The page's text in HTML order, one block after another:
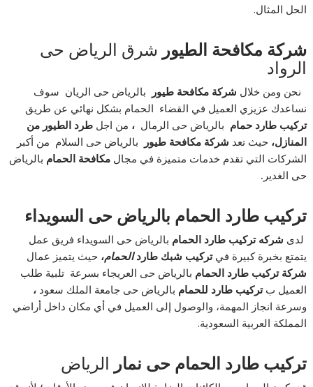
الحل المثال.
شركة مكافحة الطيور شرق الرياض حى
الرواد
نحن ومن خلال شركة مكافحة طيور
بالرياض حى الريان سوف
نساعدك عزيزي العميل في القضاء الحمام بشكل نهائي عن طريق
تركيب طارد حمام بالرياض حى الرمال ، من اجل طرد الطيور من
المنازل، حيث تعد شركة مكافحة طيور
بالرياض حى السلام من أكبر
الشركات التي تقدم خدمات متميزة في مجالمكافحة الحمام بالرياض
حى الغدير .
تركيب طارد الحمام بالرياض حى السويداء
لدى شركه تركيب طارد الحمام بالرياض حى السويداء فريق عمل
يتمتع بخبرة كبيرة فيتركيب شبك طاردالحمام، حيث يتميز عمال
شركة تركيب طارد الحمام بالرياض حى العريجاء بسرعة تلبية طلب
العميل بتركيب طارد للحمام بالرياض حى جامعة الملك سعود ،
وسرعة انجاز المهمة، والوصول إلى العميل في أي مكان داخل أراضي
المملكة العربية السعودية.
تركيب طارد الحمام حى نمار الرياض